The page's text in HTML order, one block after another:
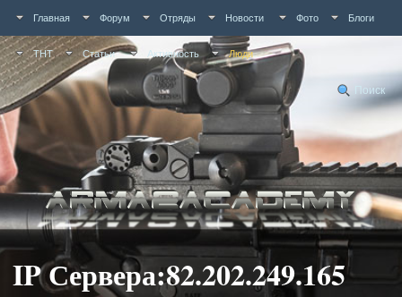
Главная Форум Отряды Новости Фото Блоги
ТНТ Статьи Активность Люди
Поиск
IP Сервера:82.202.249.165